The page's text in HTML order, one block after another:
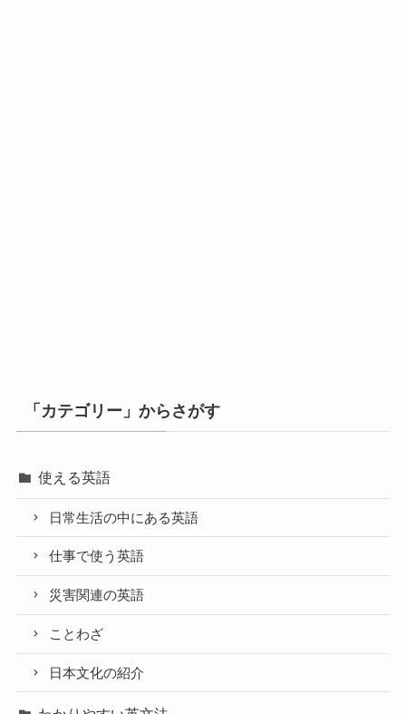
「カテゴリー」からさがす
使える英語
日常生活の中にある英語
仕事で使う英語
災害関連の英語
ことわざ
日本文化の紹介